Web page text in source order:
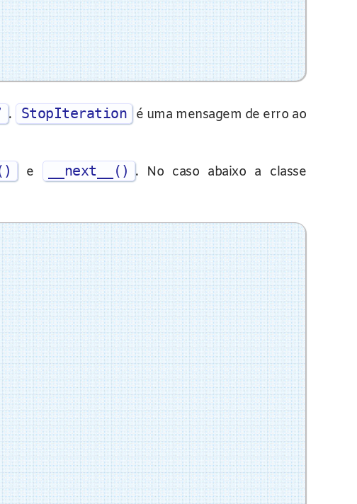
. StopIteration
é uma mensagem de erro ao
e __next__() . No caso abaixo a classe